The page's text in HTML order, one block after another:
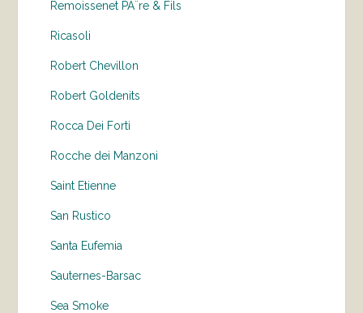
Remoissenet PÃ¨re & Fils
Ricasoli
Robert Chevillon
Robert Goldenits
Rocca Dei Forti
Rocche dei Manzoni
Saint Etienne
San Rustico
Santa Eufemia
Sauternes-Barsac
Sea Smoke